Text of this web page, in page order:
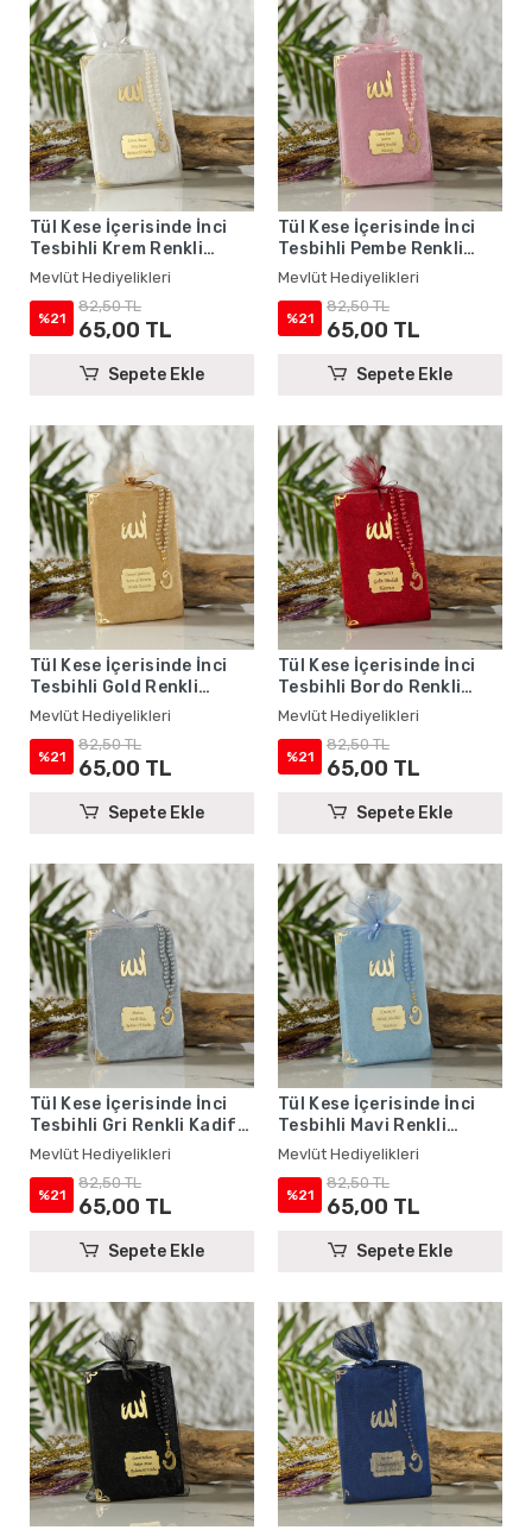
Tül Kese İçerisinde İnci
Tesbihli Krem Renkli
Kadife Yasin Kitabı Seti -
Mevlüt Hediyelikleri
Mevlüt Hediyelikleri
%21
82,50 TL
65,00 TL
Sepete Ekle
Tül Kese İçerisinde İnci
Tesbihli Pembe Renkli
Kadife Yasin Kitabı Seti -
Mevlüt Hediyelikleri
Mevlüt Hediyelikleri
%21
82,50 TL
65,00 TL
Sepete Ekle
Tül Kese İçerisinde İnci
Tesbihli Gold Renkli
Kadife Yasin Kitabı Seti -
Mevlüt Hediyelikleri
Mevlüt Hediyelikleri
%21
82,50 TL
65,00 TL
Sepete Ekle
Tül Kese İçerisinde İnci
Tesbihli Bordo Renkli
Kadife Yasin Kitabı Seti -
Mevlüt Hediyelikleri
Mevlüt Hediyelikleri
%21
82,50 TL
65,00 TL
Sepete Ekle
Tül Kese İçerisinde İnci
Tesbihli Gri Renkli Kadife
Yasin Kitabı Seti - Mevlüt
Hediyelikleri
Mevlüt Hediyelikleri
%21
82,50 TL
65,00 TL
Sepete Ekle
Tül Kese İçerisinde İnci
Tesbihli Mavi Renkli
Kadife Yasin Kitabı Seti -
Mevlüt Hediyelikleri
Mevlüt Hediyelikleri
%21
82,50 TL
65,00 TL
Sepete Ekle